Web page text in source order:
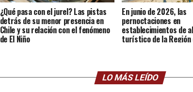
¿Qué pasa con el jurel? Las pistas
detrás de su menor presencia en
Chile y su relación con el fenómeno
de El Niño
En junio de 2026, las
pernoctaciones en
establecimientos de
turístico de la Región
LO MÁS LEÍDO